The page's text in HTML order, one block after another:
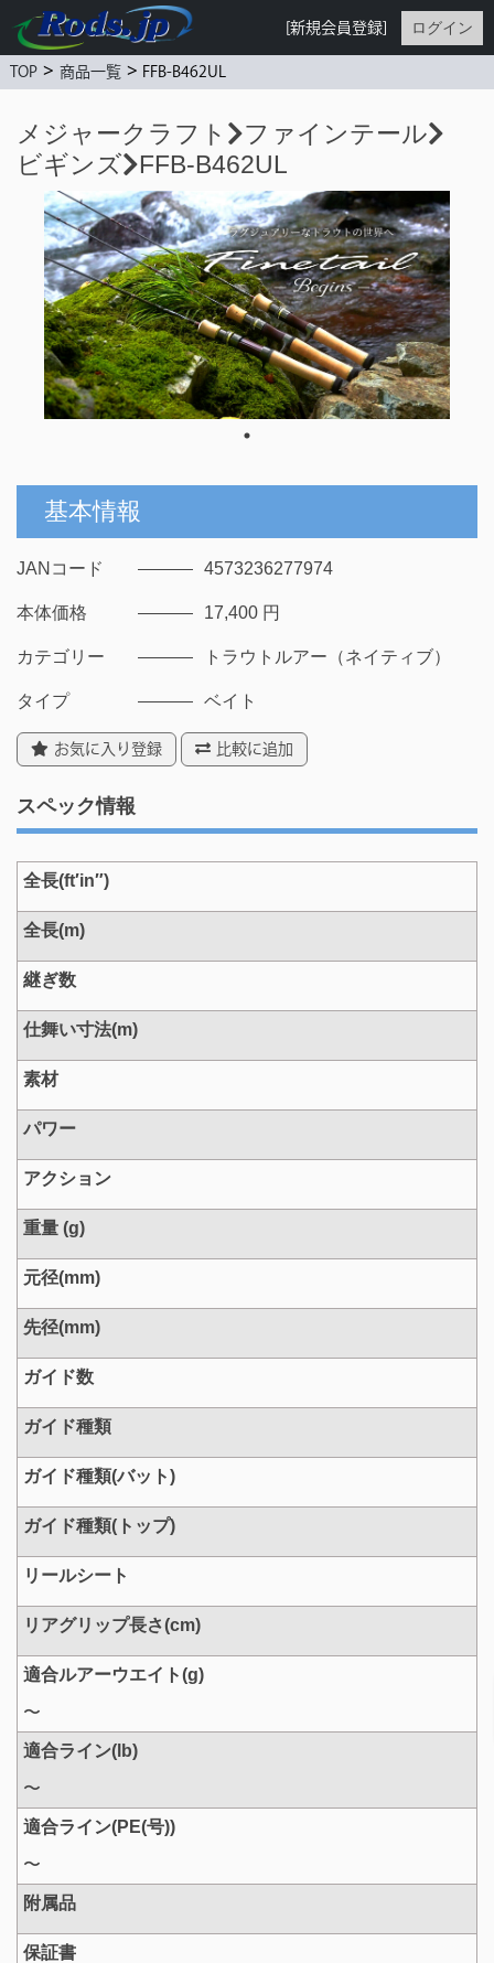
[新規会員登録] ログイン
TOP > 商品一覧 > FFB-B462UL
メジャークラフト
ファインテール
ビギンズ
FFB-B462UL
基本情報
JANコード 4573236277974
本体価格 17,400 円
カテゴリー トラウトルアー（ネイティブ）
タイプ ベイト
お気に入り登録 比較に追加
スペック情報
全長(ft′in″)
全長(m)
継ぎ数
仕舞い寸法(m)
素材
パワー
アクション
重量 (g)
元径(mm)
先径(mm)
ガイド数
ガイド種類
ガイド種類(バット)
ガイド種類(トップ)
リールシート
リアグリップ長さ(cm)
適合ルアーウエイト(g)
〜
適合ライン(lb)
〜
適合ライン(PE(号))
〜
附属品
保証書